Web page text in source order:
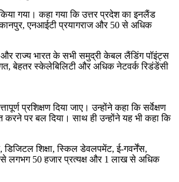
गया। कहा गया कि उत्तर प्रदेश का इनलैंड
एनआईटी प्रयागराज और 50 से अधिक
राज्य भारत के सभी समुद्री केबल लैंडिंग पॉइंट्स
बेहतर स्केलेबिलिटी और अधिक नेटवर्क रिडंडेंसी
प्रशिक्षण दिया जाए। उन्होंने कहा कि सर्वेक्षण
करने पर बल दिया। साथ ही उन्होंने यह भी कहा कि
डिजिटल शिक्षा, स्किल डेवलपमेंट, ई-गवर्नेंस,
लगभग 50 हजार प्रत्यक्ष और 1 लाख से अधिक